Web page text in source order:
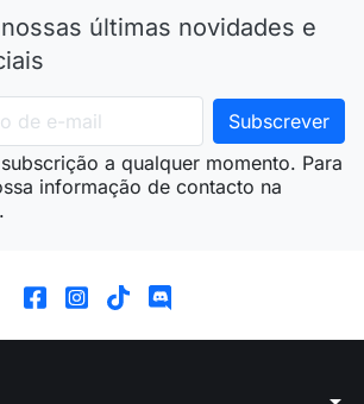
últimas novidades e
a qualquer momento. Para
informação de contacto na